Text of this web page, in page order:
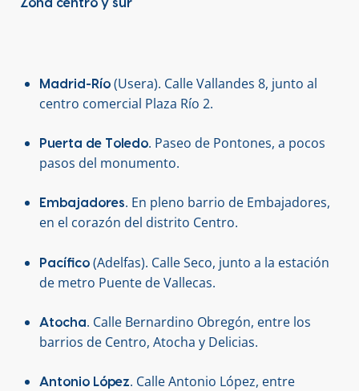
Zona centro y sur
Madrid-Río (Usera). Calle Vallandes 8, junto al
centro comercial Plaza Río 2.
Puerta de Toledo. Paseo de Pontones, a pocos
pasos del monumento.
Embajadores. En pleno barrio de Embajadores,
en el corazón del distrito Centro.
Pacífico (Adelfas). Calle Seco, junto a la estación
de metro Puente de Vallecas.
Atocha. Calle Bernardino Obregón, entre los
barrios de Centro, Atocha y Delicias.
Antonio López. Calle Antonio López, entre